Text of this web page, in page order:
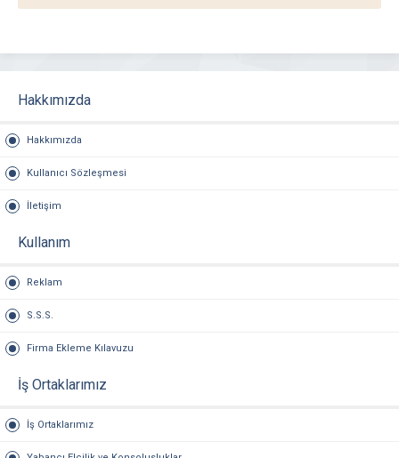
Hakkımızda
Hakkımızda
Kullanıcı Sözleşmesi
İletişim
Kullanım
Reklam
S.S.S.
Firma Ekleme Kılavuzu
İş Ortaklarımız
İş Ortaklarımız